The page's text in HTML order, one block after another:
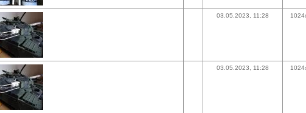
03.05.2023, 11:28
03.05.2023, 11:28